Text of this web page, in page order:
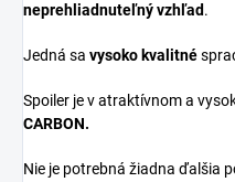
neprehliadnuteľný vzhľad.
Jedná sa vysoko kvalitné
Spoiler je v atraktívnom a
CARBON.
Nie je potrebná žiadna ďalšia